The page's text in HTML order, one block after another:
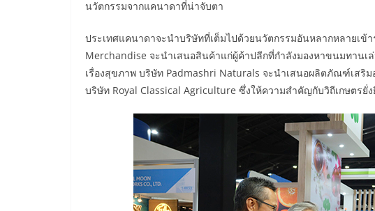
นวัตกรรมจากแคนาดาที่น่าจับตา
ประเทศแคนาดาจะนำบริษัทที่เต็มไปด้วยนวัตกรรมอันหลากหลายเ
Merchandise จะนำเสนอสินค้าแก่ผู้ค้าปลีกที่กำลังมองหาขนมทานเ
เรื่องสุขภาพ บริษัท Padmashri Naturals จะนำเสนอผลิตภัณฑ์เสริ
บริษัท Royal Classical Agriculture ซึ่งให้ความสำคัญกับวิถีเกษตรยั่